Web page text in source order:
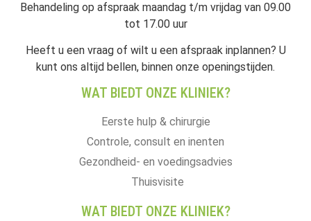
Behandeling op afspraak maandag t/m vrijdag van 09.00
tot 17.00 uur
Heeft u een vraag of wilt u een afspraak inplannen? U
kunt ons altijd bellen, binnen onze openingstijden.
WAT BIEDT ONZE KLINIEK?
Eerste hulp & chirurgie
Controle, consult en inenten
Gezondheid- en voedingsadvies
Thuisvisite
WAT BIEDT ONZE KLINIEK?